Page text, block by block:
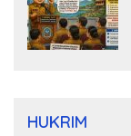
HUKRIM